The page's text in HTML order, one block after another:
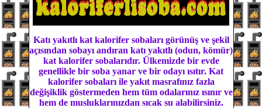
Katı yakıtlı kat kalorifer sobaları görünüş ve şekil
açısından sobayı andıran katı yakıtlı (odun, kömür)
kat kalorifer sobalarıdır. Ülkemizde bir evde
genellikle bir soba yanar ve bir odayı ısıtır. Kat
kalorifer sobaları ile yakıt masrafınız fazla
değişiklik göstermeden hem tüm odalarınız ısınır ve
hem de musluklarınızdan sıcak su alabilirsiniz.